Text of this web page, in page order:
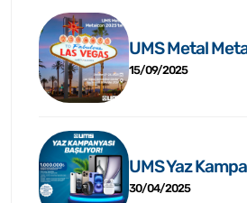
UMS Metal
15/09/2025
UMS Yaz
30/04/2025